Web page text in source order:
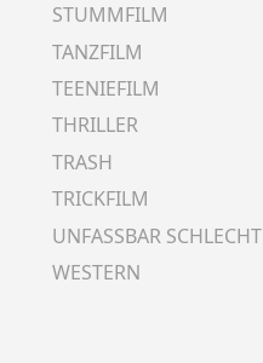
STUMMFILM
TANZFILM
TEENIEFILM
THRILLER
TRASH
TRICKFILM
UNFASSBAR SCHLECHT
WESTERN